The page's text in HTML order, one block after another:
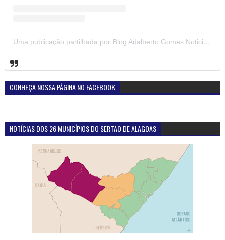
Uma publicação partilhada por Blog Adalberto Gomes Noticias (@blogadalbertogomesnoticiass)
CONHEÇA NOSSA PÁGINA NO FACEBOOK
NOTÍCIAS DOS 26 MUNICÍPIOS DO SERTÃO DE ALAGOAS